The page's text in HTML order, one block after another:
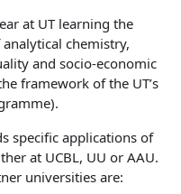
at UT learning the
chemistry,
and socio-economic
framework of the UT’s
specific applications of
at UCBL, UU or AAU.
universities are: